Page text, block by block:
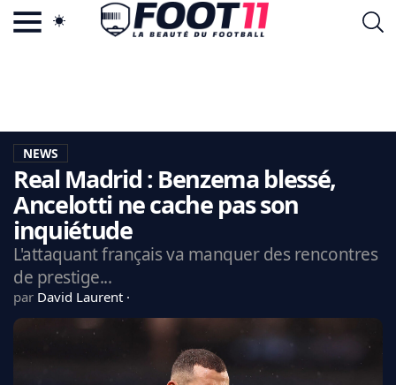
LA CHARTE
VIE PRIVÉE
CGU
CONTACTEZ-NOUS
MERCATO
NEWS
Real Madrid : Benzema blessé,
Ancelotti ne cache pas son
inquiétude
L'attaquant français va manquer des rencontres
de prestige...
par David Laurent